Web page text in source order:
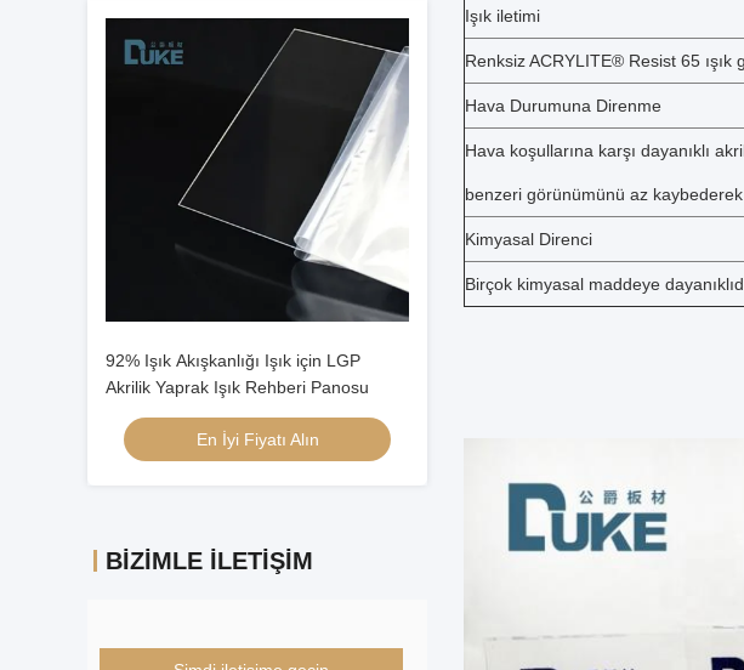
92% Işık Akışkanlığı Işık için LGP
Akrilik Yaprak Işık Rehberi Panosu
En İyi Fiyatı Alın
BIZIMLE İLETIŞIM
Işık iletimi
Renksiz ACRYLITE® Resist 65 ışık
Hava Durumuna Direnme
Hava koşullarına karşı dayanıklı
benzeri görünümünü az kaybederek
Kimyasal Direnci
Birçok kimyasal maddeye